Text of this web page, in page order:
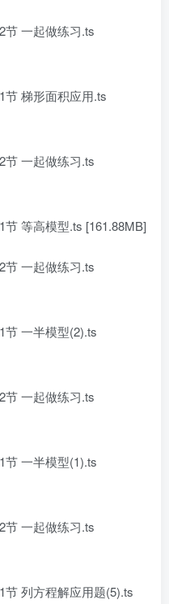
一起做练习.ts
梯形面积应用.ts
一起做练习.ts
等高模型.ts [161.88MB]
一起做练习.ts
一半模型(2).ts
一起做练习.ts
一半模型(1).ts
一起做练习.ts
列方程解应用题(5).ts